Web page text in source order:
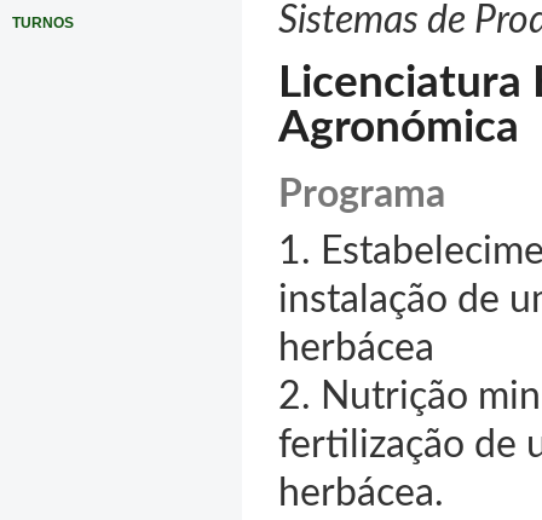
TURNOS Sistemas de
Agronómica
Programa
1.
instalação de
herbácea
2. Nutrição
fertilização de
herbácea.